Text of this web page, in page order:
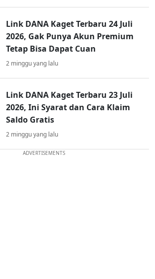
Link DANA Kaget Terbaru 24 Juli
2026, Gak Punya Akun Premium
Tetap Bisa Dapat Cuan
2 minggu yang lalu
Link DANA Kaget Terbaru 23 Juli
2026, Ini Syarat dan Cara Klaim
Saldo Gratis
2 minggu yang lalu
ADVERTISEMENTS